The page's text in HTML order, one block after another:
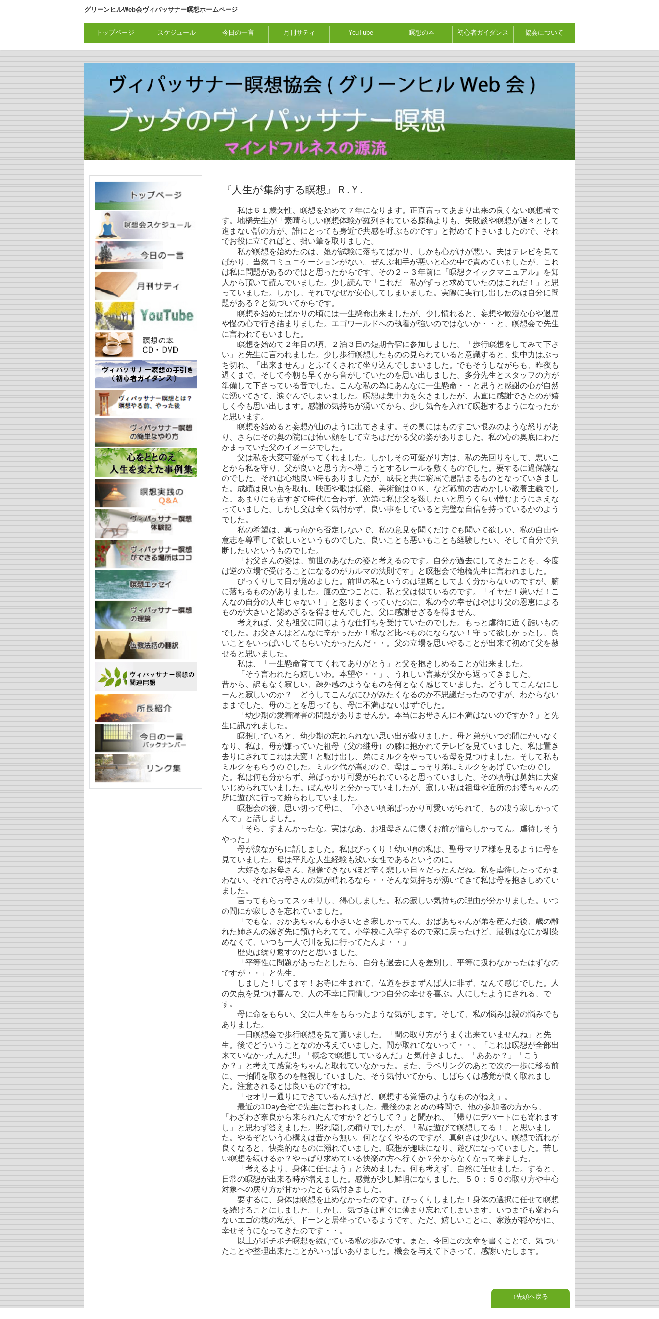
グリーンヒルWeb会ヴィパッサナー瞑想ホームページ
トップページ スケジュール 今日の一言 月刊サティ YouTube 瞑想の本 初心者ガイダンス 協会について
『人生が集約する瞑想』Ｒ.Ｙ.
私は６１歳女性、瞑想を始めて７年になります。正直言ってあまり出来の良くない瞑想者で
す。地橋先生が「素晴らしい瞑想体験が羅列されている原稿よりも、失敗談や瞑想が遅々として
進まない話の方が、誰にとっても身近で共感を呼ぶものです」と勧めて下さいましたので、それ
でお役に立てればと、拙い筆を取りました。
私が瞑想を始めたのは、娘が試験に落ちてばかり、しかも心がけが悪い。夫はテレビを見て
ばかり、当然コミュニケーションがない。ぜんぶ相手が悪いと心の中で責めていましたが、これ
は私に問題があるのではと思ったからです。その２～３年前に『瞑想クイックマニュアル』を知
人から頂いて読んでいました。少し読んで「これだ！私がずっと求めていたのはこれだ！」と思
っていました。しかし、それでなぜか安心してしまいました。実際に実行し出したのは自分に問
題がある？と気づいてからです。
瞑想を始めたばかりの頃には一生懸命出来ましたが、少し慣れると、妄想や散漫な心や退屈
や慢の心で行き詰まりました。エゴワールドへの執着が強いのではないか・・と、瞑想会で先生
に言われてもいました。
瞑想を始めて２年目の頃、２泊３日の短期合宿に参加しました。「歩行瞑想をしてみて下さ
い」と先生に言われました。少し歩行瞑想したものの見られていると意識すると、集中力はぶっ
ち切れ、「出来ません」とふてくされて坐り込んでしまいました。でもそうしながらも、昨夜も
遅くまで、そして今朝も早くから音がしていたのを思い出しました。多分先生とスタッフの方が
準備して下さっている音でした。こんな私の為にあんなに一生懸命・・と思うと感謝の心が自然
に湧いてきて、涙ぐんでしまいました。瞑想は集中力を欠きましたが、素直に感謝できたのが嬉
しく今も思い出します。感謝の気持ちが湧いてから、少し気合を入れて瞑想するようになったか
と思います。
瞑想を始めると妄想が山のように出てきます。その奥にはものすごい恨みのような怒りがあ
り、さらにその奥の院には怖い顔をして立ちはだかる父の姿がありました。私の心の奥底にわだ
かまっていた父のイメージでした。
父は私を大変可愛がってくれました。しかしその可愛がり方は、私の先回りをして、悪いこ
とから私を守り、父が良いと思う方へ導こうとするレールを敷くものでした。要するに過保護な
のでした。それは心地良い時もありましたが、成長と共に窮屈で息詰まるものとなっていきまし
た。成績は良い点を取れ、映画や歌は低俗、美術館はＯＫ、など戦前の古めかしい教養主義でし
た。あまりにも古すぎて時代に合わず、次第に私は父を殺したいと思うくらい憎むようにさえな
っていました。しかし父は全く気付かず、良い事をしていると完璧な自信を持っているかのよう
でした。
私の希望は、真っ向から否定しないで、私の意見を聞くだけでも聞いて欲しい、私の自由や
意志を尊重して欲しいというものでした。良いことも悪いもことも経験したい、そして自分で判
断したいというものでした。
「お父さんの姿は、前世のあなたの姿と考えるのです。自分が過去にしてきたことを、今度
は逆の立場で受けることになるのがカルマの法則です」と瞑想会で地橋先生に言われました。
びっくりして目が覚めました。前世の私というのは理屈としてよく分からないのですが、腑
に落ちるものがありました。腹の立つことに、私と父は似ているのです。「イヤだ！嫌いだ！こ
んなの自分の人生じゃない！」と怒りまくっていたのに、私の今の幸せはやはり父の恩恵による
ものが大きいと認めざるを得ませんでした。父に感謝せざるを得ません。
考えれば、父も祖父に同じような仕打ちを受けていたのでした。もっと虐待に近く酷いもの
でした。お父さんはどんなに辛かったか！私など比べものにならない！守って欲しかったし、良
いことをいっぱいしてもらいたかったんだ・・。父の立場を思いやることが出来て初めて父を赦
せると思いました。
私は、「一生懸命育ててくれてありがとう」と父を抱きしめることが出来ました。
「そう言われたら嬉しいわ。本望や・・」、うれしい言葉が父から返ってきました。
昔から、訳もなく寂しい、疎外感のようなものを何となく感じていました。どうしてこんなにし
ーんと寂しいのか？ どうしてこんなにひがみたくなるのか不思議だったのですが、わからない
ままでした。母のことを思っても、母に不満はないはずでした。
「幼少期の愛着障害の問題がありませんか。本当にお母さんに不満はないのですか？」と先
生に訊かれました。
瞑想していると、幼少期の忘れられない思い出が蘇りました。母と弟がいつの間にかいなく
なり、私は、母が嫌っていた祖母（父の継母）の膝に抱かれてテレビを見ていました。私は置き
去りにされてこれは大変！と駆け出し、弟にミルクをやっている母を見つけました。そして私も
ミルクをもらうのでした。ミルク代が嵩むので、母はこっそり弟にミルクをあげていたのでし
た。私は何も分からず、弟ばっかり可愛がられていると思っていました。その頃母は舅姑に大変
いじめられていました。ぼんやりと分かっていましたが、寂しい私は祖母や近所のお婆ちゃんの
所に遊びに行って紛らわしていました。
瞑想会の後、思い切って母に、「小さい頃弟ばっかり可愛いがられて、もの凄う寂しかって
んで」と話しました。
「そら、すまんかったな。実はなあ、お祖母さんに懐くお前が憎らしかってん。虐待しそう
やった」
母が涙ながらに話しました。私はびっくり！幼い頃の私は、聖母マリア様を見るように母を
見ていました。母は平凡な人生経験も浅い女性であるというのに。
大好きなお母さん、想像できないほど辛く悲しい日々だったんだね。私を虐待したってかま
わない、それでお母さんの気が晴れるなら・・そんな気持ちが湧いてきて私は母を抱きしめてい
ました。
言ってもらってスッキリし、得心しました。私の寂しい気持ちの理由が分かりました。いつ
の間にか寂しさを忘れていました。
「でもな、おかあちゃんも小さいとき寂しかってん。おばあちゃんが弟を産んだ後、歳の離
れた姉さんの嫁ぎ先に預けられてて。小学校に入学するので家に戻ったけど、最初はなにか馴染
めなくて、いつも一人で川を見に行ってたんよ・・」
歴史は繰り返すのだと思いました。
「平等性に問題があったとしたら、自分も過去に人を差別し、平等に扱わなかったはずなの
ですが・・」と先生。
しました！してます！お寺に生まれて、仏道を歩まずんば人に非ず、なんて感じでした。人
の欠点を見つけ喜んで、人の不幸に同情しつつ自分の幸せを喜ぶ。人にしたようにされる、で
す。
母に命をもらい、父に人生をもらったような気がします。そして、私の悩みは親の悩みでも
ありました。
一日瞑想会で歩行瞑想を見て貰いました。「間の取り方がうまく出来ていませんね」と先
生。後でどういうことなのか考えていました。間が取れてないって・・。「これは瞑想が全部出
来ていなかったんだ!!」「概念で瞑想しているんだ」と気付きました。「ああか？」「こう
か？」と考えて感覚をちゃんと取れていなかった。また、ラベリングのあとで次の一歩に移る前
に、一拍間を取るのを軽視していました。そう気付いてから、しばらくは感覚が良く取れまし
た。注意されるとは良いものですね。
「セオリー通りにできているんだけど、瞑想する覚悟のようなものがねえ」。
最近の1Day合宿で先生に言われました。最後のまとめの時間で、他の参加者の方から、
「わざわざ奈良から来られたんですか？どうして？」と聞かれ、「帰りにデパートにも寄れます
し」と思わず答えました。照れ隠しの積りでしたが、「私は遊びで瞑想してる！」と思いまし
た。やるぞという心構えは昔から無い。何となくやるのですが、真剣さは少ない。瞑想で流れが
良くなると、快楽的なものに溺れていました。瞑想が趣味になり、遊びになっていました。苦し
い瞑想を続けるか？やっぱり求めている快楽の方へ行くか？分からなくなって来ました。
「考えるより、身体に任せよう」と決めました。何も考えず、自然に任せました。すると、
日常の瞑想が出来る時が増えました。感覚が少し鮮明になりました。５０：５０の取り方や中心
対象への戻り方が甘かったとも気付きました。
要するに、身体は瞑想を止めなかったのです。びっくりしました！身体の選択に任せて瞑想
を続けることにしました。しかし、気づきは直ぐに薄まり忘れてしまいます。いつまでも変わら
ないエゴの塊の私が、ドーンと居坐っているようです。ただ、嬉しいことに、家族が穏やかに、
幸せそうになってきたのです・・。
以上がボチボチ瞑想を続けている私の歩みです。また、今回この文章を書くことで、気づい
たことや整理出来たことがいっぱいありました。機会を与えて下さって、感謝いたします。
先頭へ戻る